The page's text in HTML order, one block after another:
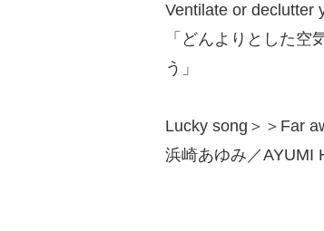
Ventilate or declutter
「どんよりとした
う」
Lucky song＞＞Far
浜崎あゆみ／AYUMI